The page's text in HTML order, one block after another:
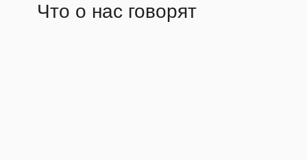
Что о нас говорят